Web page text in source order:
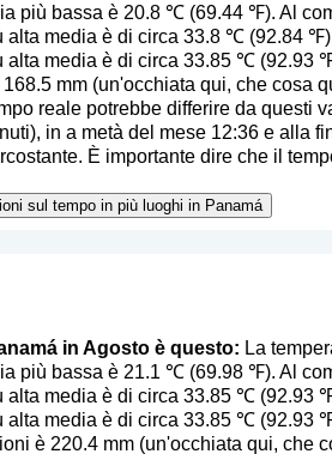
più bassa è 20.8 ℃ (69.44 ℉). Al
alta media è di circa 33.8 ℃ (92.84
alta media è di circa 33.85 ℃ (92.93
mm (un'occhiata qui, che cosa
reale potrebbe differire da questi
in a metà del mese 12:36 e alla
È importante dire che il
sul tempo in più luoghi in Panamá
in Agosto è questo: La
più bassa è 21.1 ℃ (69.98 ℉). Al
alta media è di circa 33.85 ℃ (92.93
alta media è di circa 33.85 ℃ (92.93
è 220.4 mm (un'occhiata qui, che